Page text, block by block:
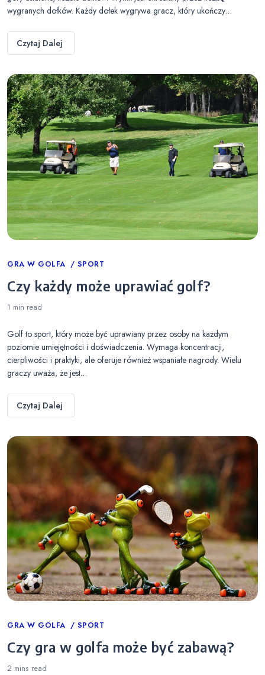
wygranych dołków. Każdy dołek wygrywa gracz, który ukończy…
Czytaj Dalej
Categories
GRA W GOLFA SPORT
Czy każdy może uprawiać golf?
1 min read
Golf to sport, który może być uprawiany przez osoby na każdym
poziomie umiejętności i doświadczenia. Wymaga koncentracji,
cierpliwości i praktyki, ale oferuje również wspaniałe nagrody. Wielu
graczy uważa, że jest…
Czytaj Dalej
Categories
GRA W GOLFA SPORT
Czy gra w golfa może być zabawą?
2 mins read